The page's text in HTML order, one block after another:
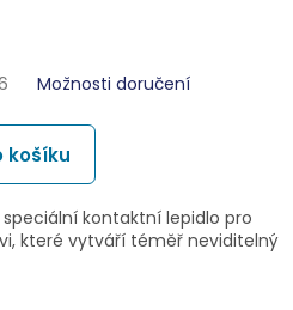
Možnosti doručení
košíku
kontaktní lepidlo pro
které vytváří téměř neviditelný